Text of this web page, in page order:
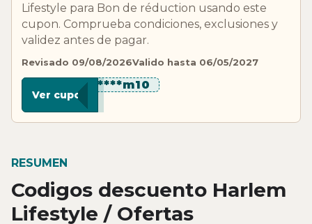
Lifestyle para Bon de réduction usando este
cupon. Comprueba condiciones, exclusiones y
validez antes de pagar.
Revisado 09/08/2026Valido hasta 06/05/2027
********m10
Ver cupon
RESUMEN
Codigos descuento Harlem
Lifestyle / Ofertas